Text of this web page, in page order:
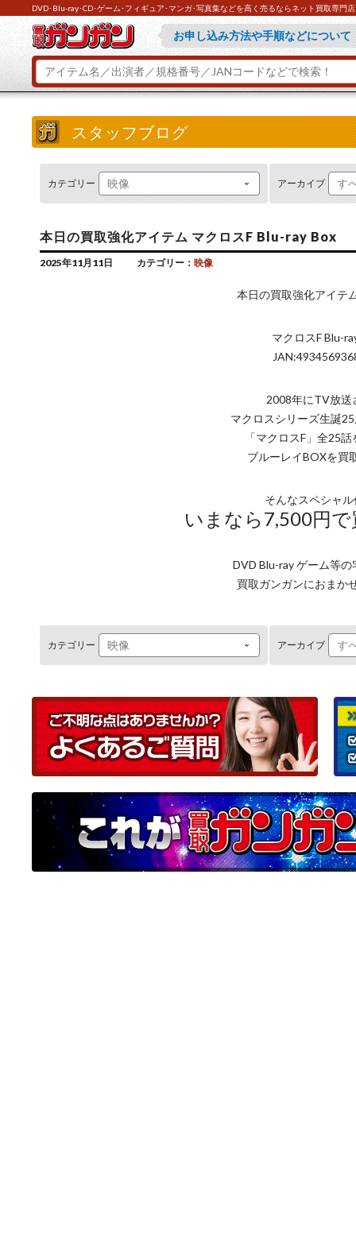
DVD･Blu-ray･CD･ゲーム･フィギュア･マンガ･写真集などを高く売るならネット買取専門
スタッフブログ
カテゴリー アーカイブ
本日の買取強化アイテム マクロスF Blu-ray Box
2025年11月11日 カテゴリー： 映像
本日の買取強化アイテ
マクロスF Blu-
2008年にTV放送
マクロスシリーズ生誕
「マクロスF」全25
ブルーレイBOXを買
そんなスペシャ
いまなら7,500円
DVD Blu-ray ゲーム等
買取ガンガンにおまか
カテゴリー アーカイブ
買取ガンガンが選ばれている理由
お申し込み方法や手順などについ
とにかくお急ぎの方は『ラクラク
ご不明な点があれば『よくあるご質